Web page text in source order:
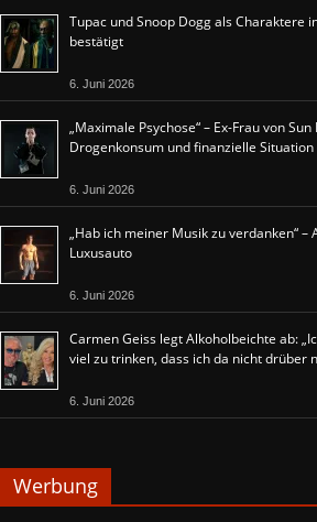
Tupac und Snoop Dogg als Charaktere
bestätigt
6. Juni 2026
„Maximale Psychose“ – Ex-Frau von
Drogenkonsum und finanzielle
6. Juni 2026
„Hab ich meiner Musik zu verdanken“
Luxusauto
6. Juni 2026
Carmen Geiss legt Alkoholbeichte ab:
viel zu trinken, dass ich da nicht drüber
6. Juni 2026
Werbung